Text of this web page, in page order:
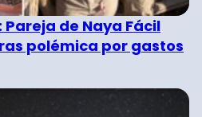
Pareja de Naya Fácil
polémica por gastos